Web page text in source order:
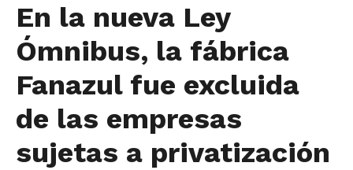
En la nueva Ley
Ómnibus, la fábrica
Fanazul fue excluida
de las empresas
sujetas a privatización